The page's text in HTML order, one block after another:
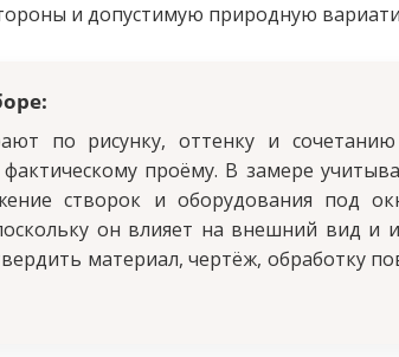
и допустимую природную
по рисунку, оттенку и
проёму. В замере
створок и оборудования под
он влияет на внешний вид и
материал, чертёж, обработку